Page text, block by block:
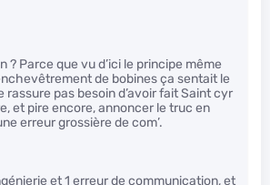
? Parce que vu d’ici le principe même
de bobines ça sentait le
pas besoin d’avoir fait Saint cyr
et pire encore, annoncer le truc en
erreur grossière de com’.
et 1 erreur de communication, et